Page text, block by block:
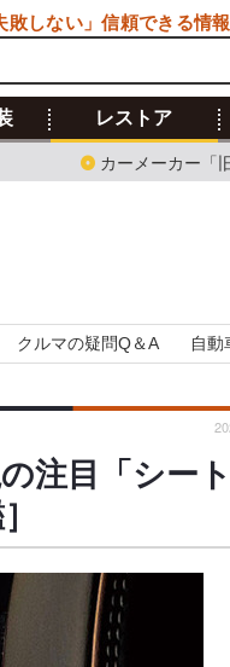
レストア
カーメーカー「
クルマの疑問Q＆A 自動
注目「シー
敗しない」信頼できる情